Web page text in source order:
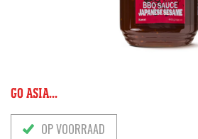
GO ASIA...
OP VOORRAAD